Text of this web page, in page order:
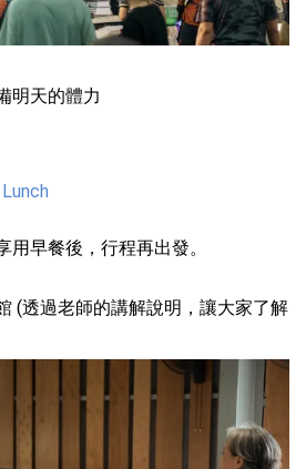
明天的體力
用早餐後，行程再出發。
(透過老師的講解說明，讓大家了解